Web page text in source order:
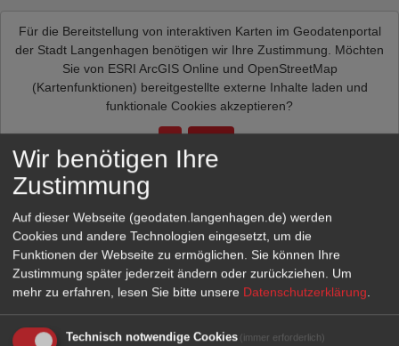
Für die Bereitstellung von interaktiven Karten im Geodatenportal
der Stadt Langenhagen benötigen wir Ihre Zustimmung. Möchten
Sie von ESRI ArcGIS Online und OpenStreetMap
(Kartenfunktionen) bereitgestellte externe Inhalte laden und
funktionale Cookies akzeptieren?
Ja Immer
Wir benötigen Ihre
Zustimmung
Auf dieser Webseite (geodaten.langenhagen.de) werden
Cookies und andere Technologien eingesetzt, um die
Funktionen der Webseite zu ermöglichen. Sie können Ihre
Zustimmung später jederzeit ändern oder zurückziehen. Um
mehr zu erfahren, lesen Sie bitte unsere Datenschutzerklärung
Technisch notwendige Cookies (immer erforderlich)